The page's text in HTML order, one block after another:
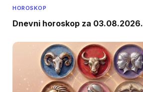
HOROSKOP
Dnevni horoskop za 03.08.2026.